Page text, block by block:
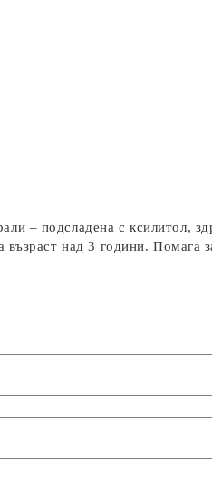
– подсладена с ксилитол,
над 3 години. Помага